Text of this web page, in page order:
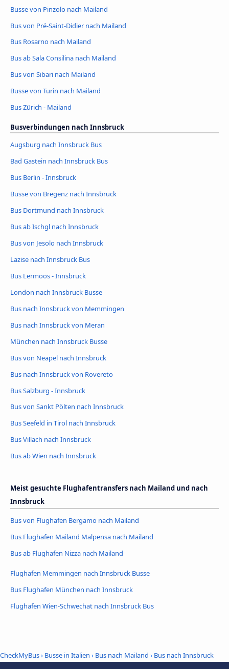
Busse von Pinzolo nach Mailand
Bus von Pré-Saint-Didier nach Mailand
Bus Rosarno nach Mailand
Bus ab Sala Consilina nach Mailand
Bus von Sibari nach Mailand
Busse von Turin nach Mailand
Bus Zürich - Mailand
Busverbindungen nach Innsbruck
Augsburg nach Innsbruck Bus
Bad Gastein nach Innsbruck Bus
Bus Berlin - Innsbruck
Busse von Bregenz nach Innsbruck
Bus Dortmund nach Innsbruck
Bus ab Ischgl nach Innsbruck
Bus von Jesolo nach Innsbruck
Lazise nach Innsbruck Bus
Bus Lermoos - Innsbruck
London nach Innsbruck Busse
Bus nach Innsbruck von Memmingen
Bus nach Innsbruck von Meran
München nach Innsbruck Busse
Bus von Neapel nach Innsbruck
Bus nach Innsbruck von Rovereto
Bus Salzburg - Innsbruck
Bus von Sankt Pölten nach Innsbruck
Bus Seefeld in Tirol nach Innsbruck
Bus Villach nach Innsbruck
Bus ab Wien nach Innsbruck
Meist gesuchte Flughafentransfers nach Mailand und nach
Innsbruck
Bus von Flughafen Bergamo nach Mailand
Bus Flughafen Mailand Malpensa nach Mailand
Bus ab Flughafen Nizza nach Mailand
Flughafen Memmingen nach Innsbruck Busse
Bus Flughafen München nach Innsbruck
Flughafen Wien-Schwechat nach Innsbruck Bus
CheckMyBus› Busse in Italien › Bus nach Mailand › Bus nach Innsbruck